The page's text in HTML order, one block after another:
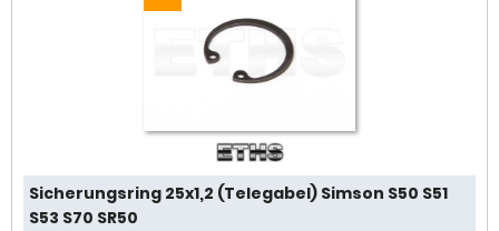
Sicherungsring 25x1,2 (Telegabel) Simson S50 S51
S53 S70 SR50